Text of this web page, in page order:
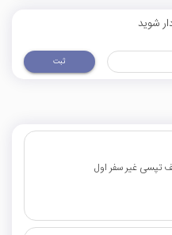
شوید
ثبت
تپسی غیر سفر اول